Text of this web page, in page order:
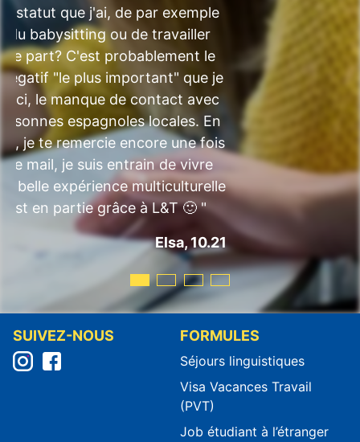
statut que j'ai, de par exemple
du babysitting ou de travailler
part? C'est probablement le
"le plus important" que je
ici, le manque de contact avec
espagnoles locales. En
je te remercie encore une fois
ce mail, je suis entrain de vivre
belle expérience multiculturelle
en partie grâce à L&T 🙂 "
Elsa, 10.21
SUIVEZ-NOUS FORMULES
Séjours linguistiques
Visa Vacances Travail
(PVT)
Job étudiant à l’étranger